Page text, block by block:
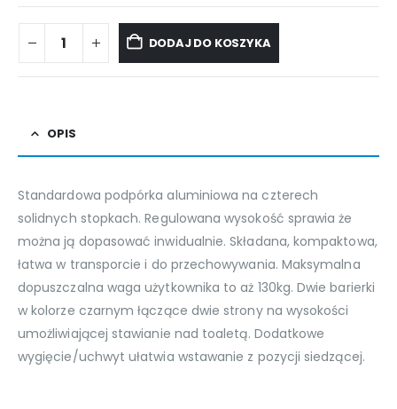
DODAJ DO KOSZYKA
OPIS
Standardowa podpórka aluminiowa na czterech
solidnych stopkach. Regulowana wysokość sprawia że
można ją dopasować inwidualnie. Składana, kompaktowa,
łatwa w transporcie i do przechowywania. Maksymalna
dopuszczalna waga użytkownika to aż 130kg. Dwie barierki
w kolorze czarnym łączące dwie strony na wysokości
umożliwiającej stawianie nad toaletą. Dodatkowe
wygięcie/uchwyt ułatwia wstawanie z pozycji siedzącej.